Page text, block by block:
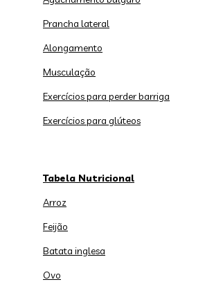
Prancha lateral
Alongamento
Musculação
Exercícios para perder barriga
Exercícios para glúteos
Tabela Nutricional
Arroz
Feijão
Batata inglesa
Ovo